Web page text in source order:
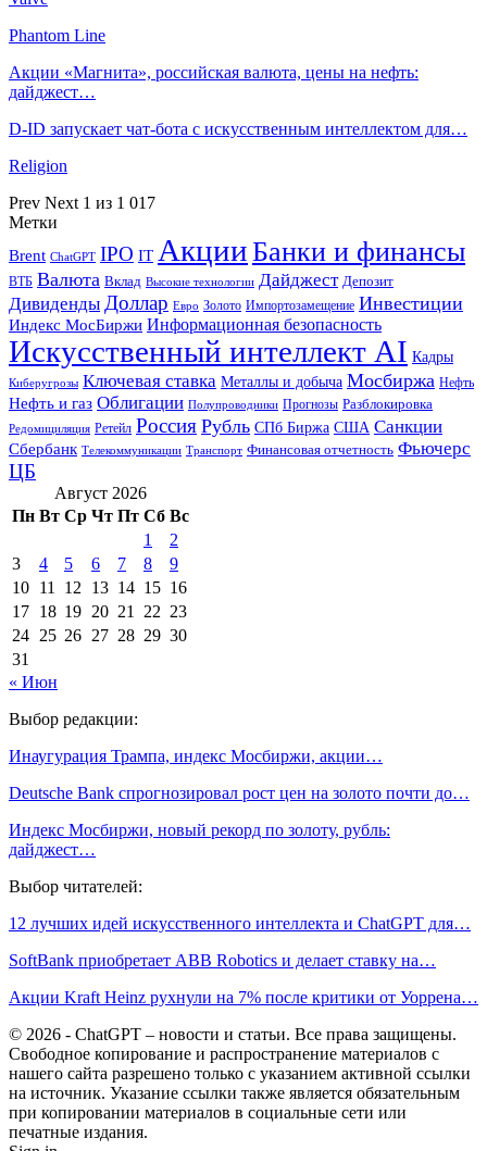
Phantom Line
Акции «Магнита», российская валюта, цены на нефть:
дайджест…
D-ID запускает чат-бота с искусственным интеллектом для…
Religion
Prev Next 1 из 1 017
Метки
Brent ChatGPT IPO IT АкцииБанки и финансы
ВТБ Валюта Вклад Высокие технологии Дайджест Депозит
Дивиденды Доллар Евро Золото Импортозамещение Инвестиции
Индекс МосБиржи Информационная безопасность
Искусственный интеллект AI Кадры
Киберугрозы Ключевая ставка Металлы и добыча Мосбиржа Нефть
Нефть и газ Облигации Полупроводники Прогнозы Разблокировка
Редомициляция Ретейл Россия Рубль СПб Биржа США Санкции
Сбербанк Телекоммуникации Транспорт Финансовая отчетность Фьючерс
ЦБ
Август 2026
Пн Вт Ср Чт Пт Сб Вс
1
2
3
4 5 6 7 8
9
10 11 12 13 14 15 16
17 18 19 20 21 22 23
24 25 26 27 28 29 30
31
« Июн
Выбор редакции:
Инаугурация Трампа, индекс Мосбиржи, акции…
Deutsche Bank спрогнозировал рост цен на золото почти до…
Индекс Мосбиржи, новый рекорд по золоту, рубль:
дайджест…
Выбор читателей:
12 лучших идей искусственного интеллекта и ChatGPT для…
SoftBank приобретает ABB Robotics и делает ставку на…
Акции Kraft Heinz рухнули на 7% после критики от Уоррена…
© 2026 - ChatGPT – новости и статьи. Все права защищены.
Свободное копирование и распространение материалов с
нашего сайта разрешено только с указанием активной ссылки
на источник. Указание ссылки также является обязательным
при копировании материалов в социальные сети или
печатные издания.